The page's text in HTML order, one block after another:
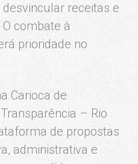
receitas e
combate à
prioridade no
Carioca de
– Rio
de propostas
administrativa e